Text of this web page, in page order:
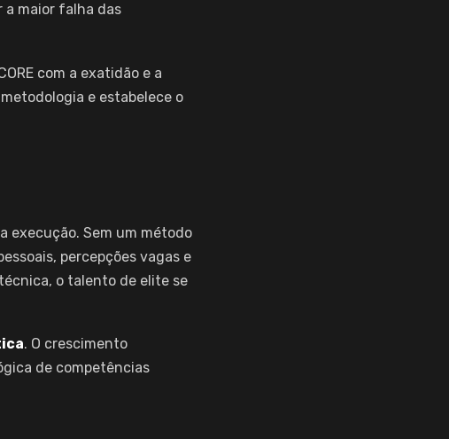
a maior falha das
com a exatidão e a
e estabelece o
execução. Sem um método
percepções vagas e
o talento de elite se
. O crescimento
de competências